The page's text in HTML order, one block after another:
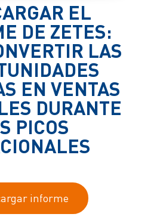
EL
DE ZETES:
LAS
EN VENTAS
DURANTE
PICOS
informe